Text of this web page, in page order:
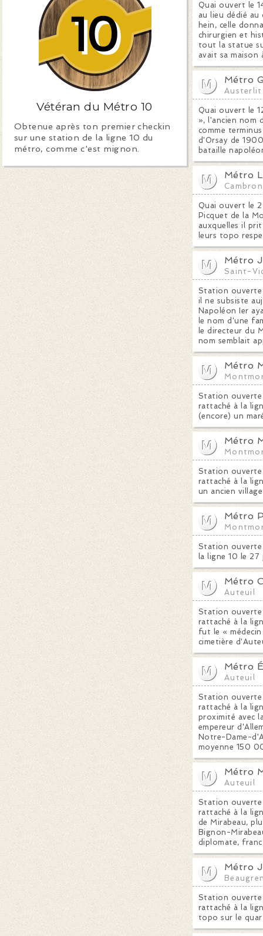
Vétéran du Métro 10
Obtenue après ton premier checkin
sur une station de la ligne 10 du
métro, comme c'est mignon.
Quai ouvert le
au lieu dédié
hein, celle
chirurgien et
tout la statue
avait sa maison
Métro
Quai ouvert le
», l'ancien nom
comme
d'Orsay de
bataille
Métro
Quai ouvert le
Picquet de la
auxquelles il
leurs topo
Métro
Saint-
Station ouverte
il ne subsiste
Napoléon Ier
le nom d'une
le directeur du
nom semblait
Métro
Station ouverte
rattaché à la
(encore) un
Métro
Station ouverte
rattaché à la
un ancien
Métro
Station ouverte
la ligne 10 le 27
Métro
Auteuil
Station ouverte
rattaché à la
fut le «
cimetière
Métro
Auteuil
Station ouverte
rattaché à la
proximité avec
empereur
Notre-Dame-
moyenne 150
Métro
Auteuil
Station ouverte
rattaché à la
de Mirabeau,
Bignon-
diplomate,
Métro
Station ouverte
rattaché à la
topo sur le